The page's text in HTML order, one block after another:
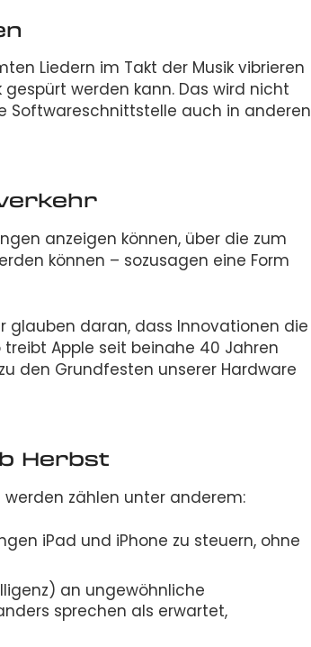
Liedern im Takt der Musik vibrieren
gespürt werden kann. Das wird nicht
Softwareschnittstelle auch in anderen
anzeigen können, über die zum
können – sozusagen eine Form
glauben daran, dass Innovationen die
treibt Apple seit beinahe 40 Jahren
den Grundfesten unserer Hardware
Herbst
zählen unter anderem:
iPad und iPhone zu steuern, ohne
an ungewöhnliche
sprechen als erwartet,